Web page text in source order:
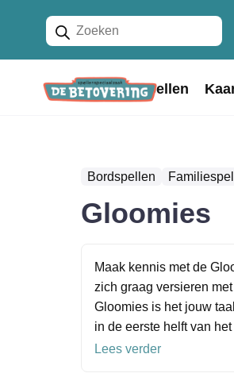
Producten
zoeken
Home Bordspellen
Bordspellen
Gloomies
Maak kennis met de
zich graag versieren
Gloomies is het jouw
in de eerste helft van
Lees verder